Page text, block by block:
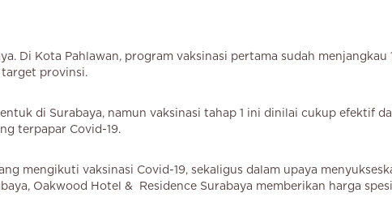
Di Kota Pahlawan, program vaksinasi pertama sudah menjangkau
target provinsi.
di Surabaya, namun vaksinasi tahap 1 ini dinilai cukup efektif
terpapar Covid-19.
mengikuti vaksinasi Covid-19, sekaligus dalam upaya
Oakwood Hotel & Residence Surabaya memberikan harga